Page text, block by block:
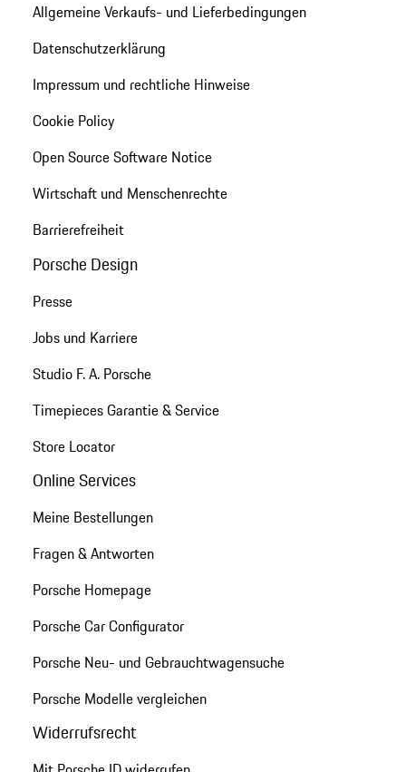
Allgemeine Verkaufs- und Lieferbedingungen
Datenschutzerklärung
Impressum und rechtliche Hinweise
Cookie Policy
Open Source Software Notice
Wirtschaft und Menschenrechte
Barrierefreiheit
Porsche Design
Presse
Jobs und Karriere
Studio F. A. Porsche
Timepieces Garantie & Service
Store Locator
Online Services
Meine Bestellungen
Fragen & Antworten
Porsche Homepage
Porsche Car Configurator
Porsche Neu- und Gebrauchtwagensuche
Porsche Modelle vergleichen
Widerrufsrecht